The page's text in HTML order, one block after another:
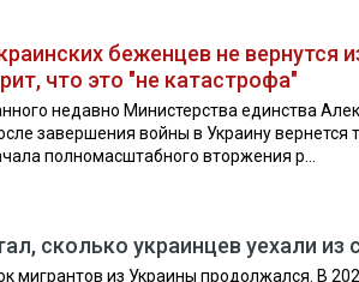
беженцев не вернутся
что это "не катастрофа"
недавно Министерства единства
завершения войны в Украину вернется
полномасштабного вторжения р...
сколько украинцев уехали из
мигрантов из Украины продолжался. В